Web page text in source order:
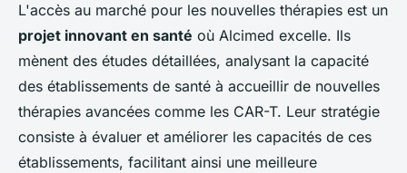
L'accès au marché pour les nouvelles thérapies est un
projet innovant en santé où Alcimed excelle. Ils
mènent des études détaillées, analysant la capacité
des établissements de santé à accueillir de nouvelles
thérapies avancées comme les CAR-T. Leur stratégie
consiste à évaluer et améliorer les capacités de ces
établissements, facilitant ainsi une meilleure